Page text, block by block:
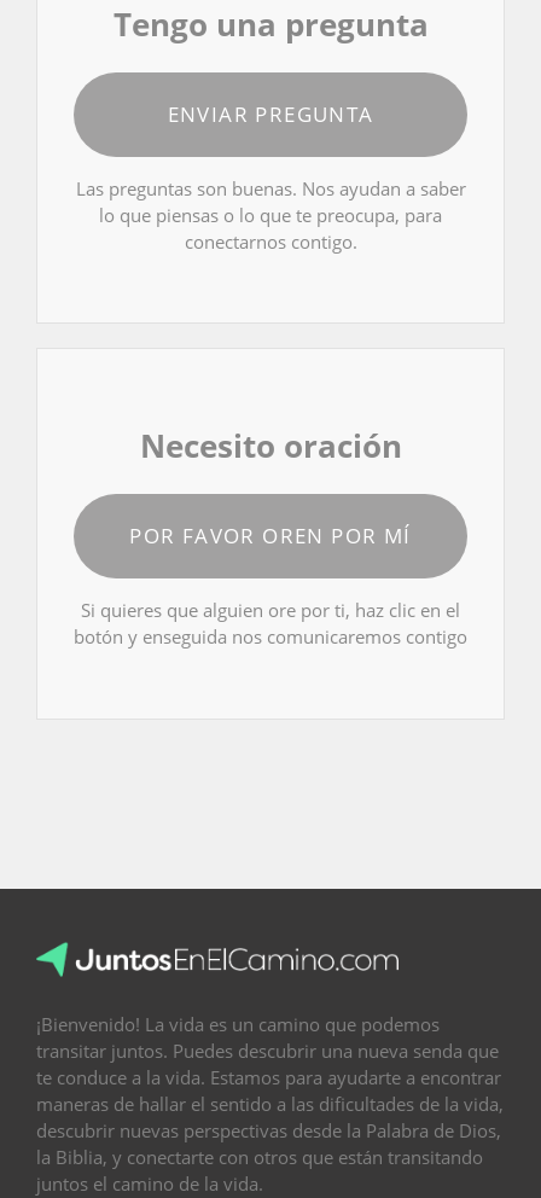
Tengo una pregunta
ENVIAR PREGUNTA
Las preguntas son buenas. Nos ayudan a saber
lo que piensas o lo que te preocupa, para
conectarnos contigo.
Necesito oración
POR FAVOR OREN POR MÍ
Si quieres que alguien ore por ti, haz clic en el
botón y enseguida nos comunicaremos contigo
¡Bienvenido! La vida es un camino que podemos
transitar juntos. Puedes descubrir una nueva senda que
te conduce a la vida. Estamos para ayudarte a encontrar
maneras de hallar el sentido a las dificultades de la vida,
descubrir nuevas perspectivas desde la Palabra de Dios,
la Biblia, y conectarte con otros que están transitando
juntos el camino de la vida.